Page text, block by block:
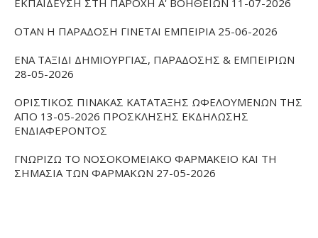
ΕΚΠΑΙΔΕΥΣΗ ΣΤΗ ΠΑΡΟΧΗ Α' ΒΟΗΘΕΙΩΝ 11-07-2026
ΟΤΑΝ Η ΠΑΡΑΔΟΣΗ ΓΙΝΕΤΑΙ ΕΜΠΕΙΡΙΑ 25-06-2026
ΕΝΑ ΤΑΞΙΔΙ ΔΗΜΙΟΥΡΓΙΑΣ, ΠΑΡΑΔΟΣΗΣ & ΕΜΠΕΙΡΙΩΝ
28-05-2026
ΟΡΙΣΤΙΚΟΣ ΠΙΝΑΚΑΣ ΚΑΤΑΤΑΞΗΣ ΩΦΕΛΟΥΜΕΝΩΝ ΤΗΣ
ΑΠΟ 13-05-2026 ΠΡΟΣΚΛΗΣΗΣ ΕΚΔΗΛΩΣΗΣ
ΕΝΔΙΑΦΕΡΟΝΤΟΣ
ΓΝΩΡΙΖΩ ΤΟ ΝΟΣΟΚΟΜΕΙΑΚΟ ΦΑΡΜΑΚΕΙΟ ΚΑΙ ΤΗ
ΣΗΜΑΣΙΑ ΤΩΝ ΦΑΡΜΑΚΩΝ 27-05-2026